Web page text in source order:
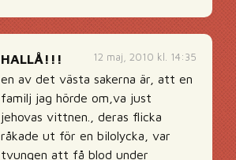
12 maj, 2010 kl. 14:35
HALLÅ!!!
en av det västa sakerna är, att en
familj jag hörde om,va just
jehovas vittnen., deras flicka
råkade ut för en bilolycka, var
tvungen att få blod under